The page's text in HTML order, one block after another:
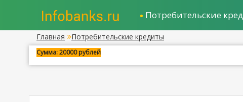
Потребительские
Главная Потребительские кредиты
Сумма: 20000 рублей